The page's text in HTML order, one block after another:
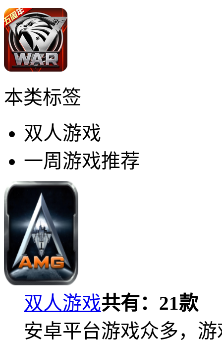
本类标签
双人游戏
一周游戏推荐
双人游戏共有： 21款
安卓平台游戏众多，